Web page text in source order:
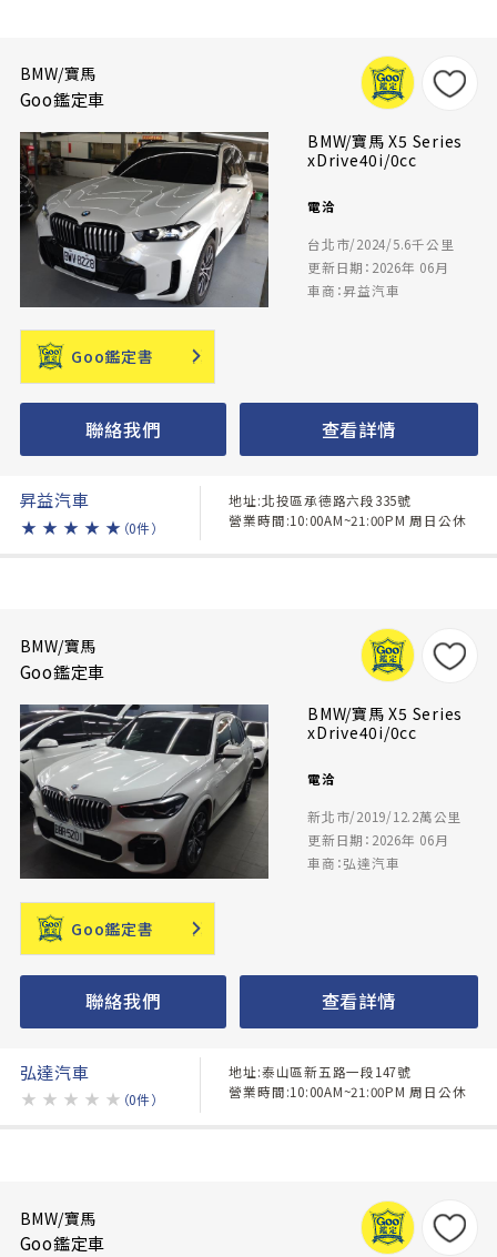
BMW/寶馬
Goo鑑定車
BMW/寶馬 X5 Series
xDrive40i/0cc
電洽
台北市/2024/5.6千公里
更新日期：2026年 06月
車商：昇益汽車
Goo鑑定書
聯絡我們 查看詳情
昇益汽車
★ ★ ★ ★ ★ （0件）
地址:北投區承德路六段335號
營業時間:10:00AM~21:00PM 周日公休
BMW/寶馬
Goo鑑定車
BMW/寶馬 X5 Series
xDrive40i/0cc
電洽
新北市/2019/12.2萬公里
更新日期：2026年 06月
車商：弘達汽車
Goo鑑定書
聯絡我們 查看詳情
弘達汽車
★ ★ ★ ★ ★ （0件）
地址:泰山區新五路一段147號
營業時間:10:00AM~21:00PM 周日公休
BMW/寶馬
Goo鑑定車